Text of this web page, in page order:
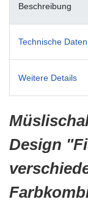
Beschreibung
Technische Daten
Weitere Details
Design